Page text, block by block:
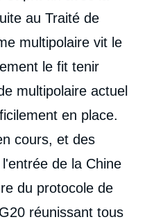
au Traité de
multipolaire vit le
le fit tenir
multipolaire actuel
en place.
cours, et des
de la Chine
du protocole de
réunissant tous
Les crises et le